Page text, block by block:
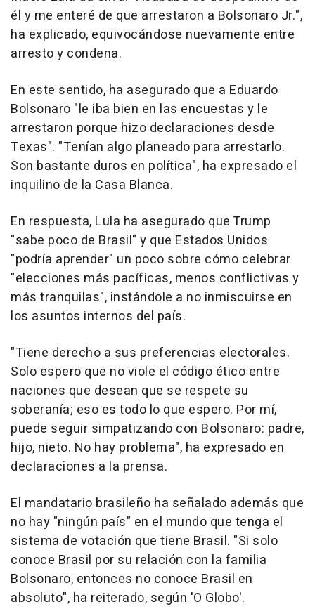
él y me enteré de que arrestaron a Bolsonaro Jr.",
ha explicado, equivocándose nuevamente entre
arresto y condena.
En este sentido, ha asegurado que a Eduardo
Bolsonaro "le iba bien en las encuestas y le
arrestaron porque hizo declaraciones desde
Texas". "Tenían algo planeado para arrestarlo.
Son bastante duros en política", ha expresado el
inquilino de la Casa Blanca.
En respuesta, Lula ha asegurado que Trump
"sabe poco de Brasil" y que Estados Unidos
"podría aprender" un poco sobre cómo celebrar
"elecciones más pacíficas, menos conflictivas y
más tranquilas", instándole a no inmiscuirse en
los asuntos internos del país.
"Tiene derecho a sus preferencias electorales.
Solo espero que no viole el código ético entre
naciones que desean que se respete su
soberanía; eso es todo lo que espero. Por mí,
puede seguir simpatizando con Bolsonaro: padre,
hijo, nieto. No hay problema", ha expresado en
declaraciones a la prensa.
El mandatario brasileño ha señalado además que
no hay "ningún país" en el mundo que tenga el
sistema de votación que tiene Brasil. "Si solo
conoce Brasil por su relación con la familia
Bolsonaro, entonces no conoce Brasil en
absoluto", ha reiterado, según 'O Globo'.